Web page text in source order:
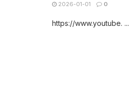
2026-01-01 0
https://www.youtube. ...